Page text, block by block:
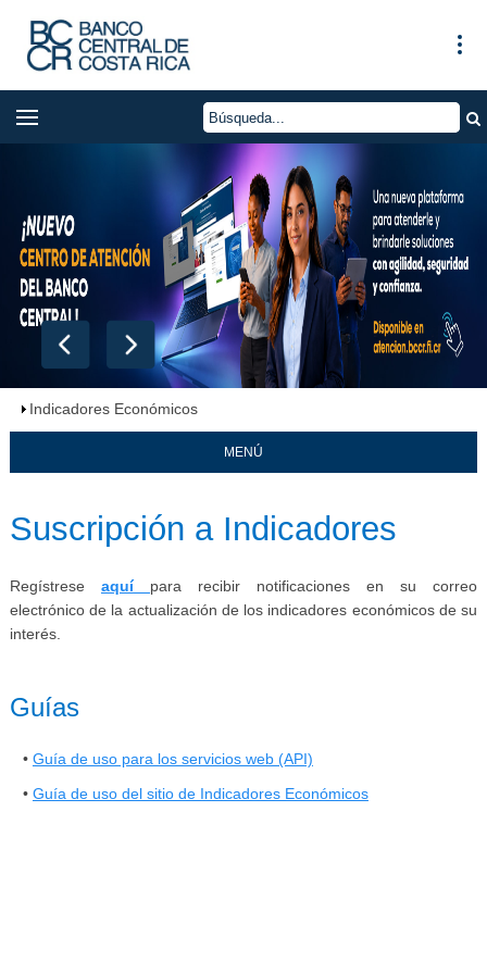
Indicadores Económicos
MENÚ
​​​Suscripción a Indicadores
Regístrese aquí para recibir notificaciones en su correo
electrónico de la actualización de los indicadores económicos de su
interés.
Guías
• Guía de uso para los servicios web (API)
• Guía de uso del sitio de Indicadores Económicos